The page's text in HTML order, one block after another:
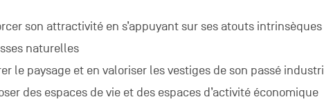
son attractivité en s’appuyant sur ses atouts intrinsèques
naturelles
le paysage et en valoriser les vestiges de son passé
des espaces de vie et des espaces d’activité économique